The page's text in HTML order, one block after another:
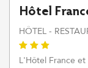
Hôtel
HÔTEL -
L'Hôtel France